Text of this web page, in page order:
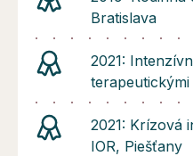
Bratislava
2021:
2021: Krízová
IOR, Piešťany